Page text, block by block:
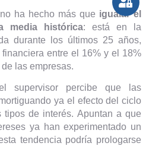
ha hecho más que igualar el
media histórica: está en la
durante los últimos 25 años,
entre el 16% y el 18%
las empresas.
supervisor percibe que las
ya el efecto del ciclo
de interés. Apuntan a que
ya han experimentado un
tendencia podría prologarse